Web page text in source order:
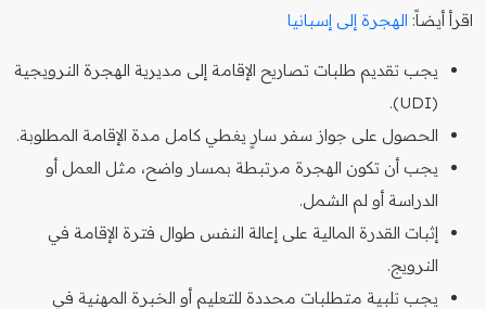
اقرأ أيضاً: الهجرة إلى إسبانيا
يجب تقديم طلبات تصاريح الإقامة إلى مديرية الهجرة النرويجية
(UDI).
الحصول على جواز سفر سارٍ يغطي كامل مدة الإقامة المطلوبة.
يجب أن تكون الهجرة مرتبطة بمسار واضح، مثل العمل أو
الدراسة أو لم الشمل.
إثبات القدرة المالية على إعالة النفس طوال فترة الإقامة في
النرويج.
يجب تلبية متطلبات محددة للتعليم أو الخبرة المهنية في